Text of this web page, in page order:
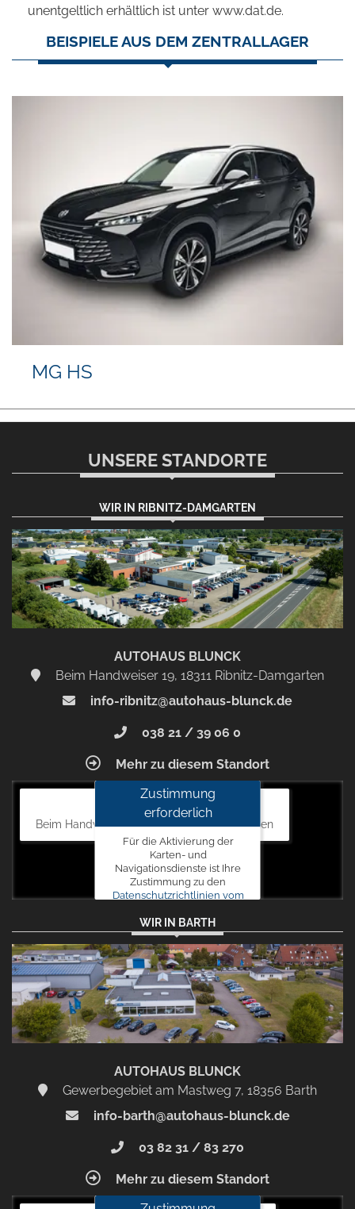
unentgeltlich erhältlich ist unter www.dat.de.
BEISPIELE AUS DEM ZENTRALLAGER
MG HS
UNSERE STANDORTE
WIR IN RIBNITZ-DAMGARTEN
AUTOHAUS BLUNCK
Beim Handweiser 19, 18311 Ribnitz-Damgarten
info-ribnitz@autohaus-blunck.de
038 21 / 39 06 0
Mehr zu diesem Standort
Autohaus Blunck
Beim Handweiser 19, 18311 Ribnitz-Damgarten
Zustimmung
erforderlich
Für die Aktivierung der
Karten- und
Navigationsdienste ist Ihre
Zustimmung zu den
Datenschutzrichtlinien vom
erforderlich.
Zustimmen
und
aktivieren
WIR IN BARTH
AUTOHAUS BLUNCK
Gewerbegebiet am Mastweg 7, 18356 Barth
info-barth@autohaus-blunck.de
03 82 31 / 83 270
Mehr zu diesem Standort